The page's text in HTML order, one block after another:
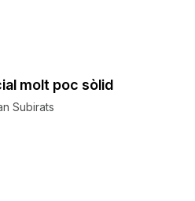
molt poc sòlid
Subirats